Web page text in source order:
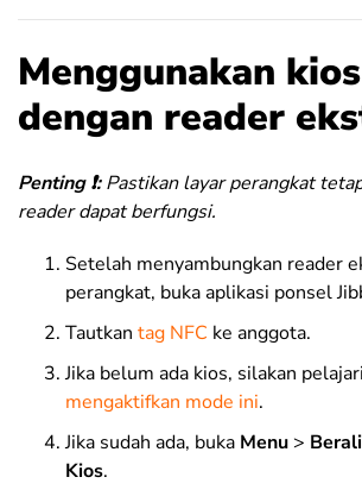
Menggunakan
dengan reader
Penting ❗:Pastikan layar perangkat
reader dapat berfungsi.
Setelah menyambungkan reader
perangkat, buka aplikasi ponsel
Tautkan tag NFC ke anggota.
Jika belum ada kios, silakan
mengaktifkan mode ini.
Jika sudah ada, buka Menu >
Kios.